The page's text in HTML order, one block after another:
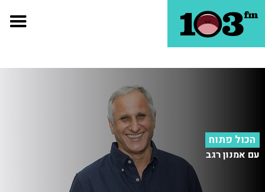
הכול פתוח
עם אמנון רגב